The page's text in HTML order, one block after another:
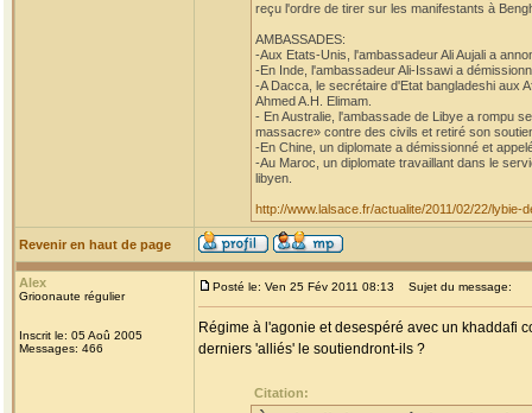
reçu l'ordre de tirer sur les manifestants à
AMBASSADES:
-Aux Etats-Unis, l'ambassadeur Ali Aujali a
-En Inde, l'ambassadeur Ali-Issawi a
-A Dacca, le secrétaire d'Etat bangladeshi aux
Ahmed A.H. Elimam.
- En Australie, l'ambassade de Libye a rompu
massacre» contre des civils et retiré son
-En Chine, un diplomate a démissionné et
-Au Maroc, un diplomate travaillant dans le
libyen.
http://www.lalsace.fr/actualite/2011/02/22/
Revenir en haut de page
Alex
Grioonaute régulier
Inscrit le: 05 Aoû 2005
Messages: 466
Posté le: Ven 25 Fév 2011 08:13 Sujet du message:
Régime à l'agonie et desespéré avec un khaddafi
derniers 'alliés' le soutiendront-ils ?
Citation: